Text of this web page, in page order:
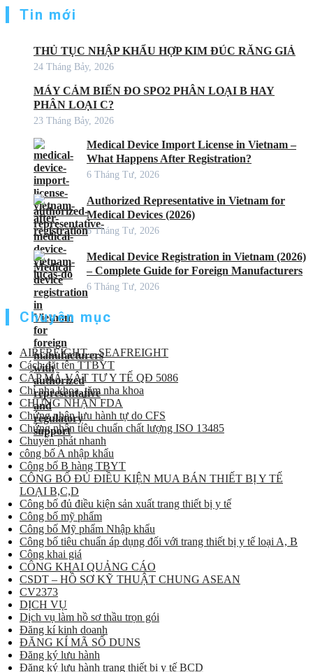
Tin mới
THỦ TỤC NHẬP KHẨU HỢP KIM ĐÚC RĂNG GIẢ
24 Tháng Bảy, 2026
MÁY CẢM BIẾN ĐO SPO2 PHÂN LOẠI B HAY
PHÂN LOẠI C?
23 Tháng Bảy, 2026
Medical Device Import License in Vietnam –
What Happens After Registration?
6 Tháng Tư, 2026
Authorized Representative in Vietnam for
Medical Devices (2026)
6 Tháng Tư, 2026
Medical Device Registration in Vietnam (2026)
– Complete Guide for Foreign Manufacturers
6 Tháng Tư, 2026
Chuyên mục
AIRFREIGHT – SEAFREIGHT
Cách đặt tên TTBYT
CẤP MÃ VẬT TƯ Y TẾ QĐ 5086
Chỉ nha khoa, tăm nha khoa
CHỨNG NHẬN FDA
Chứng nhận lưu hành tự do CFS
Chứng nhận tiêu chuẩn chất lượng ISO 13485
Chuyển phát nhanh
công bố A nhập khẩu
Công bố B hàng TBYT
CÔNG BỐ ĐỦ ĐIỀU KIỆN MUA BÁN THIẾT BỊ Y TẾ
LOẠI B,C,D
Công bố đủ điều kiện sản xuất trang thiết bị y tế
Công bố mỹ phẩm
Công bố Mỹ phẩm Nhập khẩu
Công bố tiêu chuẩn áp dụng đối với trang thiết bị y tế loại A, B
Công khai giá
CÔNG KHAI QUẢNG CÁO
CSDT – HỒ SƠ KỸ THUẬT CHUNG ASEAN
CV2373
DỊCH VỤ
Dịch vụ làm hồ sơ thầu trọn gói
Đăng kí kinh doanh
ĐĂNG KÍ MÃ SỐ DUNS
Đăng ký lưu hành
Đăng ký lưu hành trang thiết bị y tế BCD